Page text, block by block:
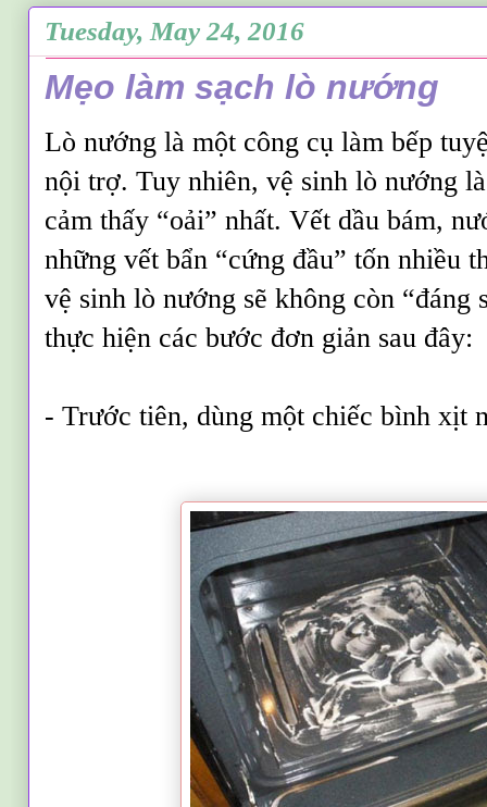
Tuesday, May 24, 2016
Mẹo làm sạch lò nướng
Lò nướng là một công cụ làm bếp
nội trợ. Tuy nhiên, vệ sinh lò nướng
cảm thấy “oải” nhất. Vết dầu bám,
những vết bẩn “cứng đầu” tốn nhiều
vệ sinh lò nướng sẽ không còn “đáng
thực hiện các bước đơn giản sau đây:
- Trước tiên, dùng một chiếc bình xịt